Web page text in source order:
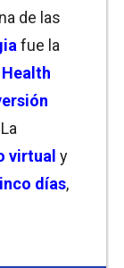
de las
fue la
virtual y
o días,